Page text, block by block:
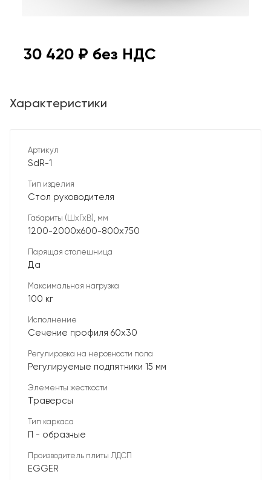
30 420 ₽ без НДС
Характеристики
Артикул
SdR-1
Тип изделия
Стол руководителя
Габариты (ШхГхВ), мм
1200-2000х600-800х750
Парящая столешница
Да
Максимальная нагрузка
100 кг
Исполнение
Сечение профиля 60х30
Регулировка на неровности пола
Регулируемые подпятники 15 мм
Элементы жесткости
Траверсы
Тип каркаса
П - образные
Производитель плиты ЛДСП
EGGER